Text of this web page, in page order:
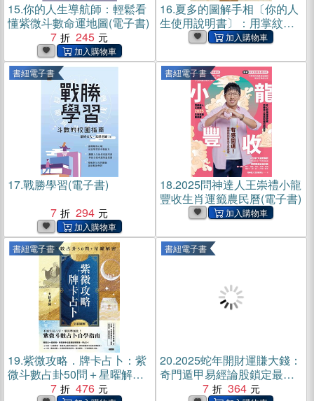
15.你的人生導航師：輕鬆看
懂紫微斗數命運地圖(電子書)
7
245
16.夏多的圖解手相〔你的人
生使用說明書〕：用掌紋分
析8大運勢，讓你一眼就能看
(電子書)
書紐電子書
17.戰勝學習(電子書)
7
294
書紐電子書
18.2025問神達人王崇禮小龍
豐收生肖運籤農民曆(電子書)
書紐電子書
19.紫微攻略．牌卡占卜：紫
微斗數占卦50問＋星曜解密
7 476
書紐電子書
20.2025蛇年開財運賺大錢：
奇門遁甲易經論股鎖定最佳
獲利點，奇門基因風水造吉
7 364